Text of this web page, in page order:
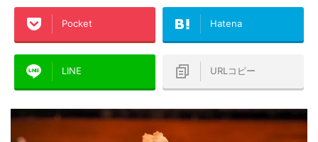
Pocket Hatena
LINE URLコピー